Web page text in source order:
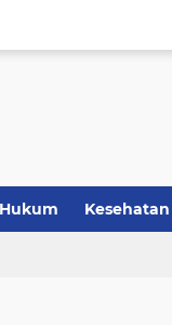
Hukum Kesehatan